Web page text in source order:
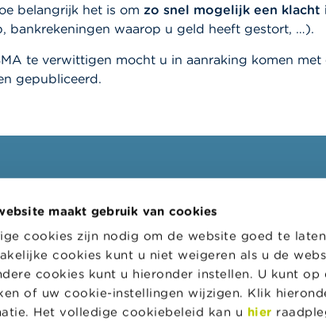
maakt gebruik van cookies
cookies zijn nodig om de website goed te
cookies kunt u niet weigeren als u de
cookies kunt u hieronder instellen. U kunt
of uw cookie-instellingen wijzigen. Klik
Het volledige cookiebeleid kan u hier
belangrijk het is om zo snel mogelijk een
bankrekeningen waarop u geld heeft gestort, …).
te verwittigen mocht u in aanraking komen
gepubliceerd.
Doelgroepen
Thema's
Digitaal loket
Administratieve sancties
College van toezicht op de
Links